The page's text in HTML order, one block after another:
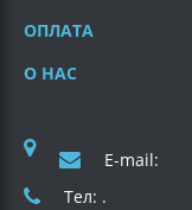
ОПЛАТА
О НАС
E-mail:
Тел: .